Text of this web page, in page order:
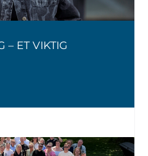
– ET VIKTIG